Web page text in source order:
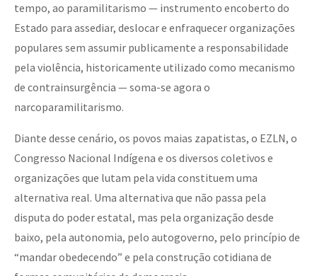
tempo, ao paramilitarismo — instrumento encoberto do
Estado para assediar, deslocar e enfraquecer organizações
populares sem assumir publicamente a responsabilidade
pela violência, historicamente utilizado como mecanismo
de contrainsurgência — soma-se agora o
narcoparamilitarismo.
Diante desse cenário, os povos maias zapatistas, o EZLN, o
Congresso Nacional Indígena e os diversos coletivos e
organizações que lutam pela vida constituem uma
alternativa real. Uma alternativa que não passa pela
disputa do poder estatal, mas pela organização desde
baixo, pela autonomia, pelo autogoverno, pelo princípio de
“mandar obedecendo” e pela construção cotidiana de